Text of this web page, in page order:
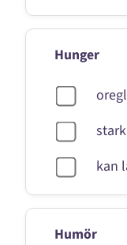
Hunger
kan
Humör